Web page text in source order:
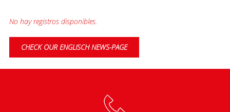
No hay registros disponibles.
CHECK OUR ENGLISCH NEWS-PAGE